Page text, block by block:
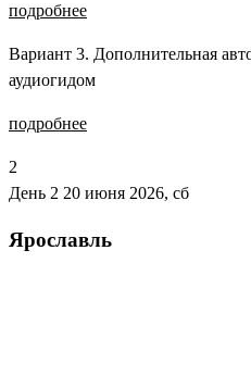
подробнее
Вариант 3. Дополнительная
аудиогидом
подробнее
2
День 2 20 июня 2026, сб
Ярославль